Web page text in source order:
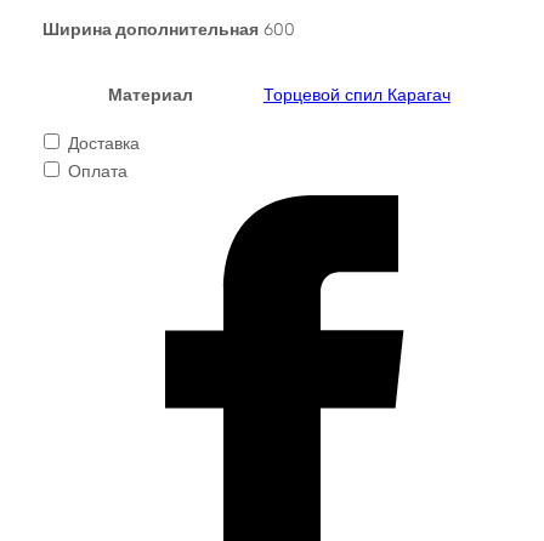
Ширина дополнительная 600
Материал Торцевой спил Карагач
Доставка
Оплата